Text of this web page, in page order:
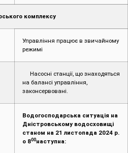
комплексу
Управління працює в звичайному
режимі
Насосні станції, що знаходяться
на балансі управління,
законсервовані.
Водогосподарська ситуація на
Дністровському водосховищі
станом на 21 листопада 2024 р.
о 800наступна: